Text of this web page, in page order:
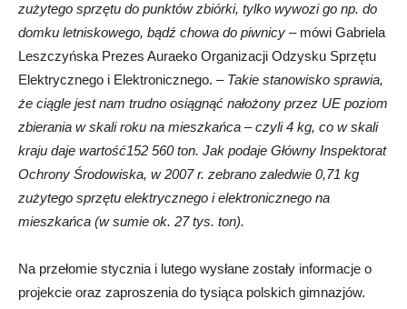
zużytego sprzętu do punktów zbiórki, tylko wywozi go np. do
domku letniskowego, bądź chowa do piwnicy – mówi Gabriela
Leszczyńska Prezes Auraeko Organizacji Odzysku Sprzętu
Elektrycznego i Elektronicznego. – Takie stanowisko sprawia,
że ciągle jest nam trudno osiągnąć nałożony przez UE poziom
zbierania w skali roku na mieszkańca – czyli 4 kg, co w skali
kraju daje wartość152 560 ton. Jak podaje Główny Inspektorat
Ochrony Środowiska, w 2007 r. zebrano zaledwie 0,71 kg
zużytego sprzętu elektrycznego i elektronicznego na
mieszkańca (w sumie ok. 27 tys. ton).
Na przełomie stycznia i lutego wysłane zostały informacje o
projekcie oraz zaproszenia do tysiąca polskich gimnazjów.